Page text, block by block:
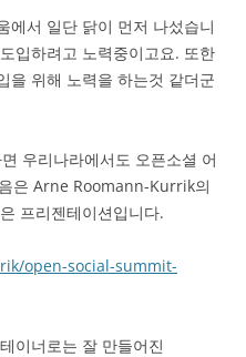
에서 일단 닭이 먼저 나섰습니
입하려고 노력중이고요. 또한
을 위해 노력을 하는것 같더군
우리나라에서도 오픈소셜 어
은 Arne Roomann-Kurrik의
프리젠테이션입니다.
open-social-summit-
이너로는 잘 만들어진